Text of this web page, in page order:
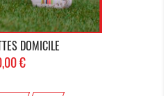
DOMICILE
€